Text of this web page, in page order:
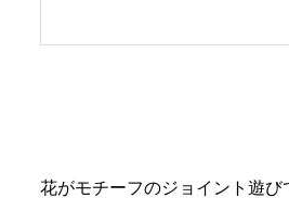
花がモチーフのジョイント遊び